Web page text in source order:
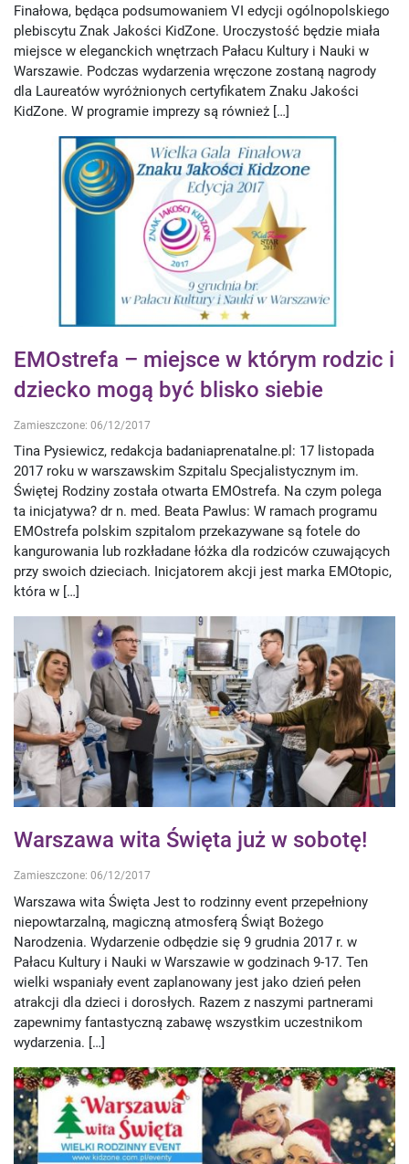
Finałowa, będąca podsumowaniem VI edycji ogólnopolskiego
plebiscytu Znak Jakości KidZone. Uroczystość będzie miała
miejsce w eleganckich wnętrzach Pałacu Kultury i Nauki w
Warszawie. Podczas wydarzenia wręczone zostaną nagrody
dla Laureatów wyróżnionych certyfikatem Znaku Jakości
KidZone. W programie imprezy są również […]
EMOstrefa – miejsce w którym rodzic i
dziecko mogą być blisko siebie
Zamieszczone: 06/12/2017
Tina Pysiewicz, redakcja badaniaprenatalne.pl: 17 listopada
2017 roku w warszawskim Szpitalu Specjalistycznym im.
Świętej Rodziny została otwarta EMOstrefa. Na czym polega
ta inicjatywa? dr n. med. Beata Pawlus: W ramach programu
EMOstrefa polskim szpitalom przekazywane są fotele do
kangurowania lub rozkładane łóżka dla rodziców czuwających
przy swoich dzieciach. Inicjatorem akcji jest marka EMOtopic,
która w […]
Warszawa wita Święta już w sobotę!
Zamieszczone: 06/12/2017
Warszawa wita Święta Jest to rodzinny event przepełniony
niepowtarzalną, magiczną atmosferą Świąt Bożego
Narodzenia. Wydarzenie odbędzie się 9 grudnia 2017 r. w
Pałacu Kultury i Nauki w Warszawie w godzinach 9-17. Ten
wielki wspaniały event zaplanowany jest jako dzień pełen
atrakcji dla dzieci i dorosłych. Razem z naszymi partnerami
zapewnimy fantastyczną zabawę wszystkim uczestnikom
wydarzenia. […]